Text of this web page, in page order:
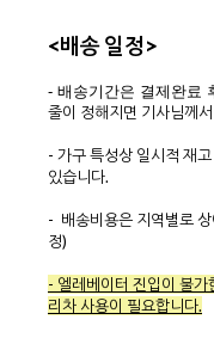
<배송 일정>
- 배송기간은 결제완료
줄이 정해지면 기사님께
- 가구 특성상 일시적 재
있습니다.
- 배송비용은 지역별로
정)
- 엘레베이터 진입이 불
리차 사용이 필요합니다.